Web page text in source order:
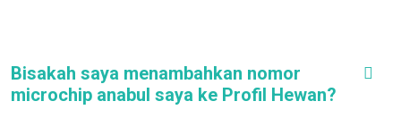
Bisakah saya menambahkan nomor
microchip anabul saya ke Profil Hewan?